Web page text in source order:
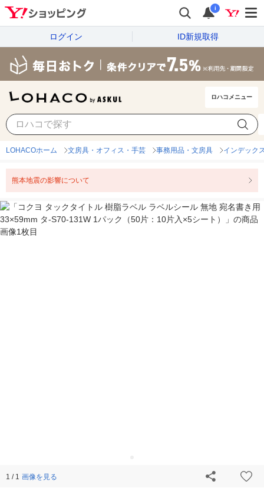
i
ログイン ID新規取得
ロハコメニュー
LOHACOホーム 文房具・オフィス・手芸 事務用品・文房具 インデック
熊本地震の影響について
1 / 1 画像を見る